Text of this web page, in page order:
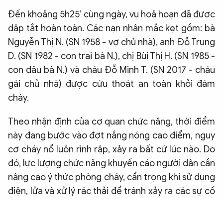
Đến khoảng 5h25’ cùng ngày, vụ hoả hoạn đã được
dập tắt hoàn toàn. Các nạn nhân mắc kẹt gồm: bà
Nguyễn Thị N. (SN 1958 - vợ chủ nhà), anh Đỗ Trung
D. (SN 1982 - con trai bà N.), chị Bùi Thị H. (SN 1985 -
con dâu bà N.) và cháu Đỗ Minh T. (SN 2017 - cháu
gái chủ nhà) được cứu thoát an toàn khỏi đám
cháy.
Theo nhận định của cơ quan chức năng, thời điểm
này đang bước vào đợt nắng nóng cao điểm, nguy
cơ cháy nổ luôn rình rập, xảy ra bất cứ lúc nào. Do
đó, lực lượng chức năng khuyến cáo người dân cần
nâng cao ý thức phòng cháy, cẩn trọng khi sử dụng
điện, lửa và xử lý rác thải để tránh xảy ra các sự cố